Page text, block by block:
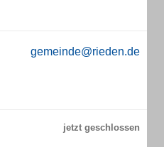
gemeinde@rieden.de